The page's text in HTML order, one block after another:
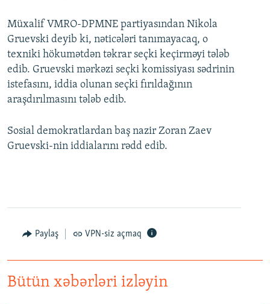
Müxalif VMRO-DPMNE partiyasından Nikola
Gruevski deyib ki, nəticələri tanımayacaq, o
texniki hökumətdən təkrar seçki keçirməyi tələb
edib. Gruevski mərkəzi seçki komissiyası sədrinin
istefasını, iddia olunan seçki fırıldağının
araşdırılmasını tələb edib.
Sosial demokratlardan baş nazir Zoran Zaev
Gruevski-nin iddialarını rədd edib.
Paylaş VPN-siz açmaq
Bütün xəbərləri izləyin